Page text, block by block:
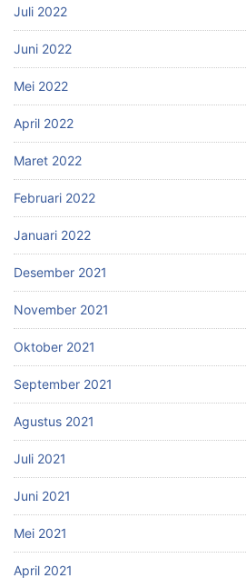
Juli 2022
Juni 2022
Mei 2022
April 2022
Maret 2022
Februari 2022
Januari 2022
Desember 2021
November 2021
Oktober 2021
September 2021
Agustus 2021
Juli 2021
Juni 2021
Mei 2021
April 2021